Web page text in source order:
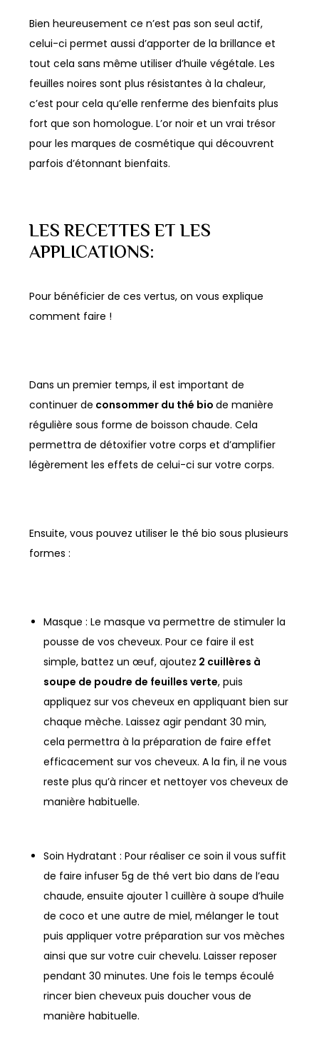
Bien heureusement ce n’est pas son seul actif,
celui-ci permet aussi d’apporter de la brillance et
tout cela sans même utiliser d’huile végétale. Les
feuilles noires sont plus résistantes à la chaleur,
c’est pour cela qu’elle renferme des bienfaits plus
fort que son homologue. L’or noir et un vrai trésor
pour les marques de cosmétique qui découvrent
parfois d’étonnant bienfaits.
LES RECETTES ET LES
APPLICATIONS:
Pour bénéficier de ces vertus, on vous explique
comment faire !
Dans un premier temps, il est important de
continuer de consommer du thé biode manière
régulière sous forme de boisson chaude. Cela
permettra de détoxifier votre corps et d’amplifier
légèrement les effets de celui-ci sur votre corps.
Ensuite, vous pouvez utiliser le thé bio sous plusieurs
formes :
Masque : Le masque va permettre de stimuler la
pousse de vos cheveux. Pour ce faire il est
simple, battez un œuf, ajoutez 2 cuillères à
soupe de poudre de feuilles verte, puis
appliquez sur vos cheveux en appliquant bien sur
chaque mèche. Laissez agir pendant 30 min,
cela permettra à la préparation de faire effet
efficacement sur vos cheveux. A la fin, il ne vous
reste plus qu’à rincer et nettoyer vos cheveux de
manière habituelle.
Soin Hydratant : Pour réaliser ce soin il vous suffit
de faire infuser 5g de thé vert bio dans de l’eau
chaude, ensuite ajouter 1 cuillère à soupe d’huile
de coco et une autre de miel, mélanger le tout
puis appliquer votre préparation sur vos mèches
ainsi que sur votre cuir chevelu. Laisser reposer
pendant 30 minutes. Une fois le temps écoulé
rincer bien cheveux puis doucher vous de
manière habituelle.